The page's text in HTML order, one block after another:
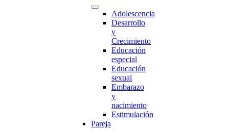
Adolescencia
Desarrollo
y
Crecimiento
Educación
especial
Educación
sexual
Embarazo
y
nacimiento
Estimulación
Pareja